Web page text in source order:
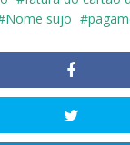
Nome sujo